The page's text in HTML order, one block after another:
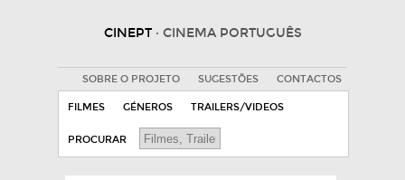
CINEPT · CINEMA PORTUGUÊS
SOBRE O PROJETO SUGESTÕES CONTACTOS
FILMES GÉNEROS TRAILERS/VIDEOS
PROCURAR